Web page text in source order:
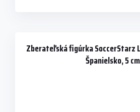
Zberateľská figúrka SoccerStarz
Španielsko, 5 cm